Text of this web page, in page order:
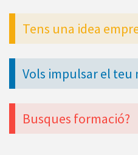
Tens una idea
Vols impulsar el teu
Busques formació?